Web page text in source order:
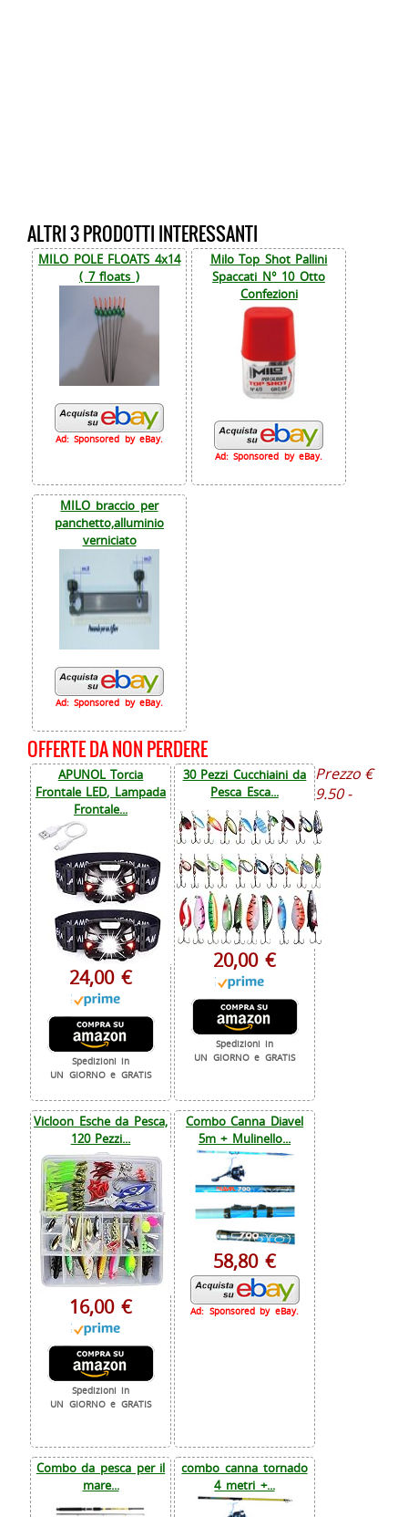
ALTRI 3 PRODOTTI INTERESSANTI
MILO POLE FLOATS 4x14
( 7 floats )
Ad: Sponsored by eBay.
Milo Top Shot Pallini
Spaccati N° 10 Otto
Confezioni
Ad: Sponsored by eBay.
MILO braccio per
panchetto,alluminio
verniciato
Ad: Sponsored by eBay.
OFFERTE DA NON PERDERE
APUNOL Torcia
Frontale LED, Lampada
Frontale...
24,00 €
Spedizioni in
UN GIORNO e GRATIS
30 Pezzi Cucchiaini da
Pesca Esca...
20,00 €
Spedizioni in
UN GIORNO e GRATIS
Vicloon Esche da Pesca,
120 Pezzi...
16,00 €
Spedizioni in
UN GIORNO e GRATIS
Combo Canna Diavel
5m + Mulinello...
58,80 €
Ad: Sponsored by eBay.
Combo da pesca per il
mare...
combo canna tornado
4 metri +...
Prezzo €
9.50 -